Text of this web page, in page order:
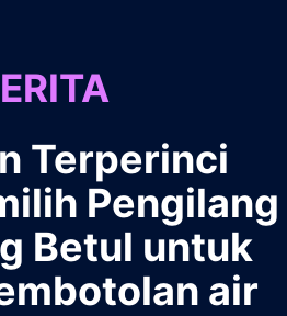
Terperinci
Pengilang
Betul untuk
air